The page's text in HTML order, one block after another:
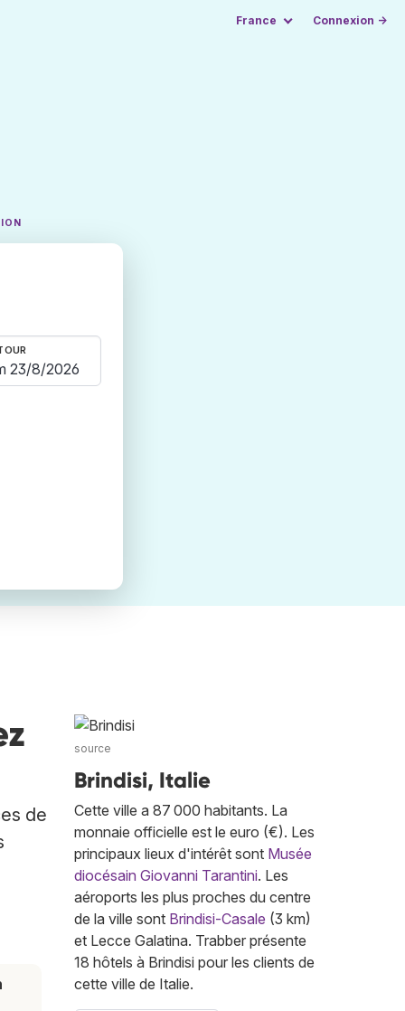
France Connexion →
de
source
Brindisi, Italie
Cette ville a 87 000 habitants. La
monnaie officielle est le euro (€). Les
principaux lieux d'intérêt sont Musée
diocésain Giovanni Tarantini. Les
aéroports les plus proches du centre
de la ville sont Brindisi-Casale (3 km)
et Lecce Galatina. Trabber présente
18 hôtels à Brindisi pour les clients de
cette ville de Italie.